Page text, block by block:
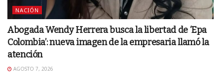
NACIÓN
Abogada Wendy Herrera busca la libertad de ‘Epa
Colombia’: nueva imagen de la empresaria llamó la
atención
AGOSTO 7, 2026